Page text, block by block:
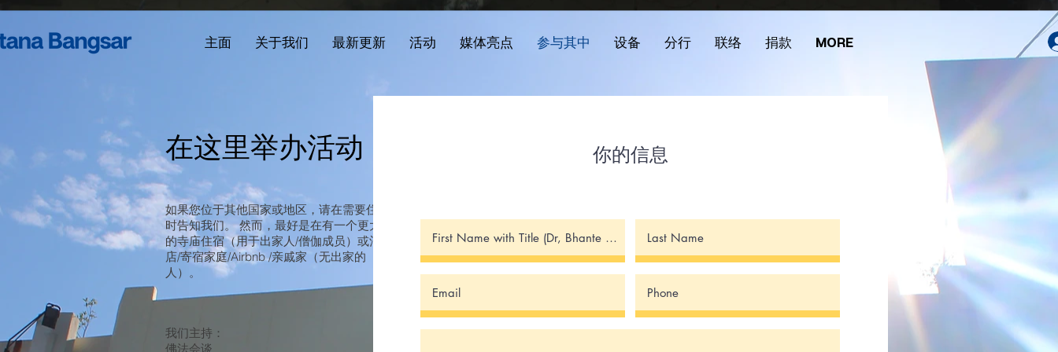
主面 关于我们 最新更新 活动 媒体亮点 参与其中 设备 分行 联络 捐款 MORE
如果您位于其他国家或地区，请在需要住宿
时告知我们。 然而，最好是在有一个更大
的寺庙住宿（用于出家人/僧伽成员）或酒
店/寄宿家庭/Airbnb /亲戚家（无出家的
人）。
我们主持：
佛法会谈
在这里举办活动 你的信息